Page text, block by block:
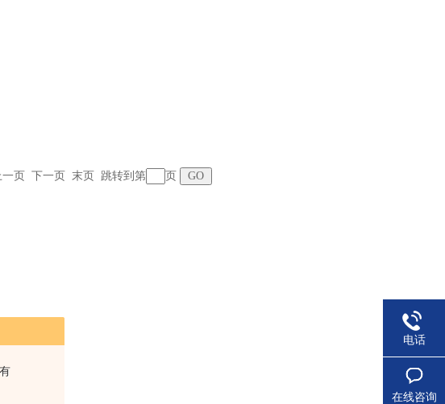
页 下一页 末页 跳转到第 页
电话
在线咨询